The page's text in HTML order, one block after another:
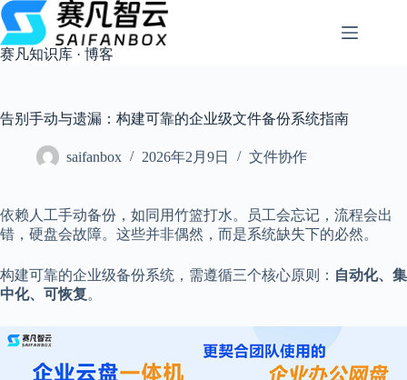
跳
过
内
容
赛凡知识库 · 博客
告别手动与遗漏：构建可靠的企业级文件备份系统指南
saifanbox 2026年2月9日 文件协作
依赖人工手动备份，如同用竹篮打水。员工会忘记，流程会出
错，硬盘会故障。这些并非偶然，而是系统缺失下的必然。
构建可靠的企业级备份系统，需遵循三个核心原则： 自动化、集
中化、可恢复。